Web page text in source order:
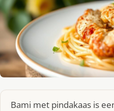
Bami met pindakaas is